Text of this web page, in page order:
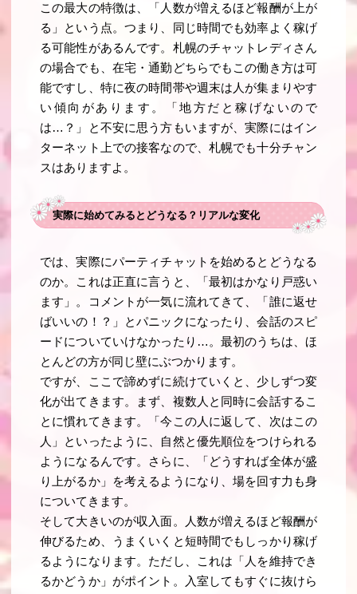
この最大の特徴は、「人数が増えるほど報酬が上が
る」という点。つまり、同じ時間でも効率よく稼げ
る可能性があるんです。札幌のチャットレディさん
の場合でも、在宅・通勤どちらでもこの働き方は可
能ですし、特に夜の時間帯や週末は人が集まりやす
い傾向があります。「地方だと稼げないので
は…？」と不安に思う方もいますが、実際にはイン
ターネット上での接客なので、札幌でも十分チャン
スはありますよ。
実際に始めてみるとどうなる？リアルな変化
では、実際にパーティチャットを始めるとどうなる
のか。これは正直に言うと、「最初はかなり戸惑い
ます」。コメントが一気に流れてきて、「誰に返せ
ばいいの！？」とパニックになったり、会話のスピ
ードについていけなかったり…。最初のうちは、ほ
とんどの方が同じ壁にぶつかります。
ですが、ここで諦めずに続けていくと、少しずつ変
化が出てきます。まず、複数人と同時に会話するこ
とに慣れてきます。「今この人に返して、次はこの
人」といったように、自然と優先順位をつけられる
ようになるんです。さらに、「どうすれば全体が盛
り上がるか」を考えるようになり、場を回す力も身
についてきます。
そして大きいのが収入面。人数が増えるほど報酬が
伸びるため、うまくいくと短時間でもしっかり稼げ
るようになります。ただし、これは「人を維持でき
るかどうか」がポイント。入室してもすぐに抜けら